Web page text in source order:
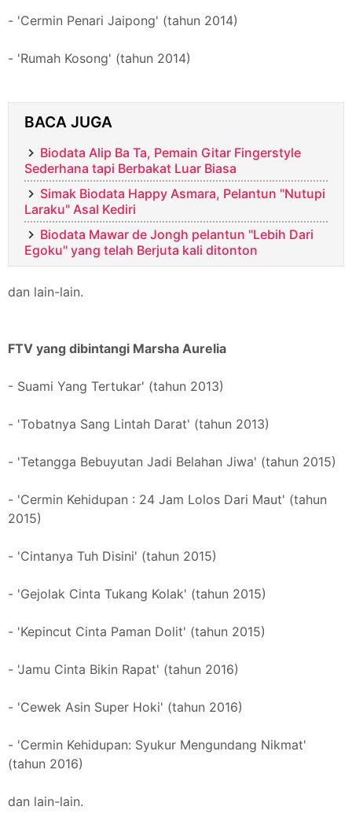
- 'Cermin Penari Jaipong' (tahun 2014)
- 'Rumah Kosong' (tahun 2014)
BACA JUGA
Biodata Alip Ba Ta, Pemain Gitar Fingerstyle
Sederhana tapi Berbakat Luar Biasa
Simak Biodata Happy Asmara, Pelantun "Nutupi
Laraku" Asal Kediri
Biodata Mawar de Jongh pelantun "Lebih Dari
Egoku" yang telah Berjuta kali ditonton
dan lain-lain.
FTV yang dibintangi Marsha Aurelia
- Suami Yang Tertukar' (tahun 2013)
- 'Tobatnya Sang Lintah Darat' (tahun 2013)
- 'Tetangga Bebuyutan Jadi Belahan Jiwa' (tahun 2015)
- 'Cermin Kehidupan : 24 Jam Lolos Dari Maut' (tahun
2015)
- 'Cintanya Tuh Disini' (tahun 2015)
- 'Gejolak Cinta Tukang Kolak' (tahun 2015)
- 'Kepincut Cinta Paman Dolit' (tahun 2015)
- 'Jamu Cinta Bikin Rapat' (tahun 2016)
- 'Cewek Asin Super Hoki' (tahun 2016)
- 'Cermin Kehidupan: Syukur Mengundang Nikmat'
(tahun 2016)
dan lain-lain.